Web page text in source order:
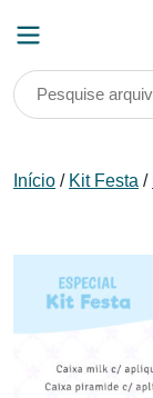
Início / Kit Festa /